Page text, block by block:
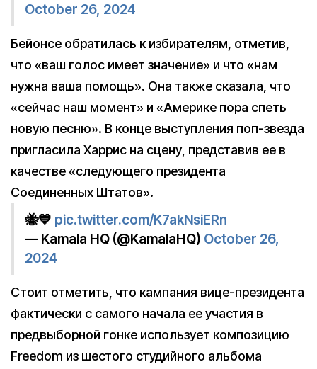
October 26, 2024
Бейонсе обратилась к избирателям, отметив,
что «ваш голос имеет значение» и что «нам
нужна ваша помощь». Она также сказала, что
«сейчас наш момент» и «Америке пора спеть
новую песню». В конце выступления поп-звезда
пригласила Харрис на сцену, представив ее в
качестве «следующего президента
Соединенных Штатов».
🐝💙 pic.twitter.com/K7akNsiERn
— Kamala HQ (@KamalaHQ) October 26,
2024
Стоит отметить, что кампания вице-президента
фактически с самого начала ее участия в
предвыборной гонке использует композицию
Freedom из шестого студийного альбома